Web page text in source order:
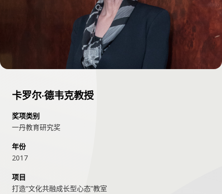
卡罗尔·德韦克教授
奖项类别
一丹教育研究奖
年份
2017
项目
打造“文化共融成长型心态”教室